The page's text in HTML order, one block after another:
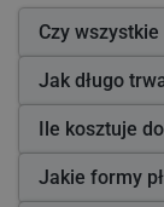
Czy
Jak długo
Ile kosztuje
Jakie formy